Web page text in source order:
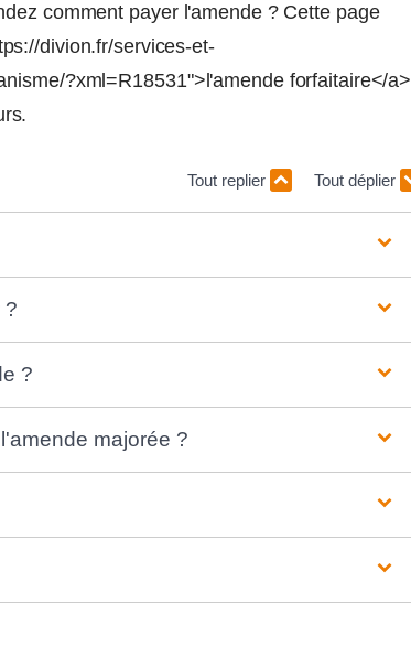
comment payer l'amende ? Cette page
divion.fr/services-et-
?xml=R18531">l'amende forfaitaire</a>
Tout replier Tout déplier
?
?
majorée ?